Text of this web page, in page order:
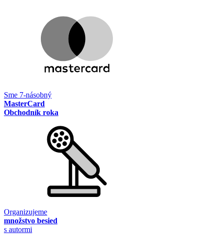
Sme 7-násobný
MasterCard
Obchodník roka
Organizujeme
množstvo besied
s autormi